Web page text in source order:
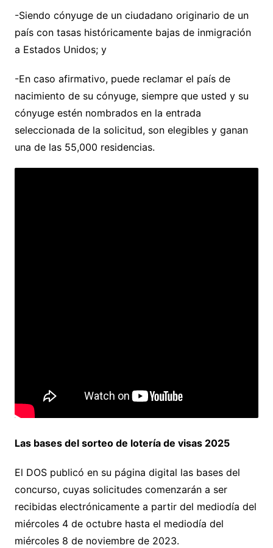
-Siendo cónyuge de un ciudadano originario de un
país con tasas históricamente bajas de inmigración
a Estados Unidos; y
-En caso afirmativo, puede reclamar el país de
nacimiento de su cónyuge, siempre que usted y su
cónyuge estén nombrados en la entrada
seleccionada de la solicitud, son elegibles y ganan
una de las 55,000 residencias.
Las bases del sorteo de lotería de visas 2025
El DOS publicó en su página digital las bases del
concurso, cuyas solicitudes comenzarán a ser
recibidas electrónicamente a partir del mediodía del
miércoles 4 de octubre hasta el mediodía del
miércoles 8 de noviembre de 2023.